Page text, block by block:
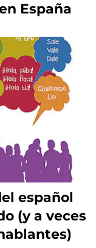
España
español
(y a veces